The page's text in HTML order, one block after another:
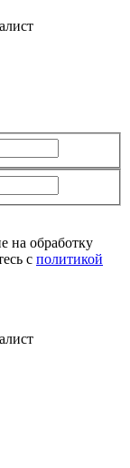
на обработку
с политикой